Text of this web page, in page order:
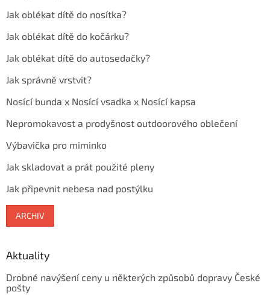
Jak oblékat dítě do nosítka?
Jak oblékat dítě do kočárku?
Jak oblékat dítě do autosedačky?
Jak správně vrstvit?
Nosící bunda x Nosící vsadka x Nosící kapsa
Nepromokavost a prodyšnost outdoorového oblečení
Výbavička pro miminko
Jak skladovat a prát použité pleny
Jak připevnit nebesa nad postýlku
ARCHIV
Aktuality
Drobné navýšení ceny u některých způsobů dopravy České
pošty